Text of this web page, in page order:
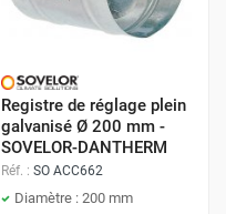
Registre de réglage plein
galvanisé Ø 200 mm -
SOVELOR-DANTHERM
Réf. : SO ACC662
Diamètre : 200 mm